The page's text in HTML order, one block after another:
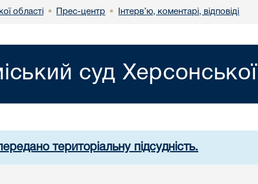
області • Прес-центр • Інтерв’ю, коментарі, відповіді
суд Херсонської
територіальну підсудність.